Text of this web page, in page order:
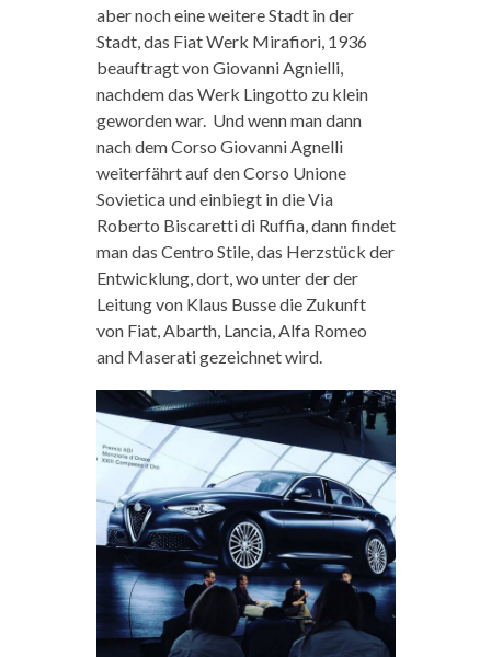
aber noch eine weitere Stadt in der
Stadt, das Fiat Werk Mirafiori, 1936
beauftragt von Giovanni Agnielli,
nachdem das Werk Lingotto zu klein
geworden war. Und wenn man dann
nach dem Corso Giovanni Agnelli
weiterfährt auf den Corso Unione
Sovietica und einbiegt in die Via
Roberto Biscaretti di Ruffia, dann findet
man das Centro Stile, das Herzstück der
Entwicklung, dort, wo unter der der
Leitung von Klaus Busse die Zukunft
von Fiat, Abarth, Lancia, Alfa Romeo
and Maserati gezeichnet wird.